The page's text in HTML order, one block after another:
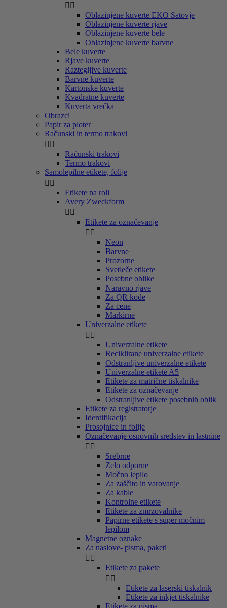
 
Oblazinjene kuverte EKO Satovje
Oblazinjene kuverte rjave
Oblazinjene kuverte bele
Oblazinjene kuverte barvne
Bele kuverte
Rjave kuverte
Raztegljive kuverte
Barvne kuverte
Kartonske kuverte
Kvadratne kuverte
Kuverta vrečka
Obrazci
Papir za ploter
Računski in termo trakovi
 
Računski trakovi
Termo trakovi
Samolepilne etikete, folije
 
Etikete na roli
Avery Zweckform
 
Etikete za označevanje
 
Neon
Barvne
Prozorne
Svetleče etikete
Posebne oblike
Naravno rjave
Za QR kode
Za cene
Markirne
Univerzalne etikete
 
Univerzalne etikete
Reciklirane univerzalne etikete
Odstranljive univerzalne etikete
Univerzalne etikete A5
Etikete za matrične tiskalnike
Etikete za označevanje
Odstranljive etikete posebnih oblik
Etikete za registratorje
Identifikacija
Prosojnice in folije
Označevanje osnovnih sredstev in lastnine
 
Srebrne
Zelo odporne
Močno lepilo
Za zaščito in varovanje
Za kable
Kontrolne etikete
Etikete za zmrzovalnike
Papirne etikete s super močnim
lepilom
Magnetne oznake
Za naslove- pisma, paketi
 
Etikete za pakete
 
Etikete za laserski tiskalnik
Etikete za inkjet tiskalnike
Etikete za pisma